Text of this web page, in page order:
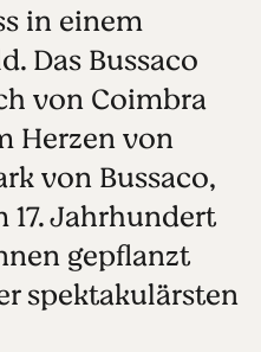
in einem
Das Bussaco
von Coimbra
Herzen von
von Bussaco,
17. Jahrhundert
gepflanzt
spektakulärsten